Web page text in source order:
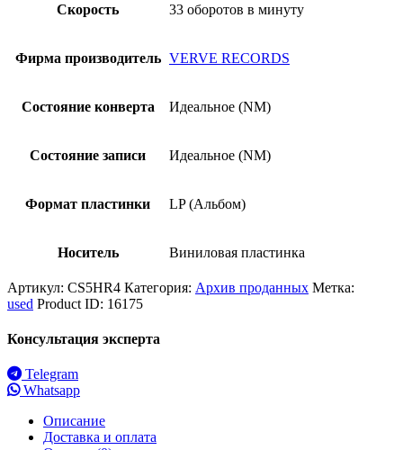
Скорость 33 оборотов в минуту
Фирма производитель VERVE RECORDS
Состояние конверта Идеальное (NM)
Состояние записи Идеальное (NM)
Формат пластинки LP (Альбом)
Носитель Виниловая пластинка
Артикул: CS5HR4 Категория: Архив проданных Метка:
used Product ID: 16175
Консультация эксперта
Telegram
Whatsapp
Описание
Доставка и оплата